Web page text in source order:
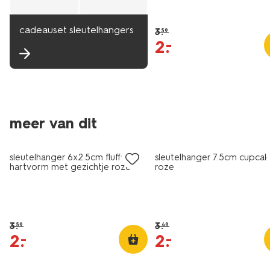
cadeauset sleutelhangers 3.59
2.
–
meer van dit
sale
sleutelhanger 6x2.5cm fluffy
hartvorm met gezichtje roze
3.59
2.
–
sleutelhanger 7.5cm
roze
3.49
2.
–